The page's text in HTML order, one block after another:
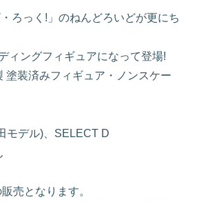
ろっく!」のねんどろいどが更にち
ィングフィギュアになって登場!
塗装済みフィギュア・ノンスケー
モデル)、SELECT D
売となります。